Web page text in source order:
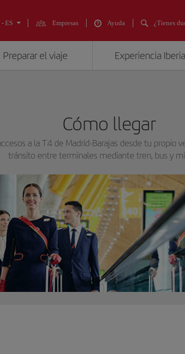
- ES Empresas Ayuda ¿Tienes
Preparar el viaje Experiencia Iberia
Cómo llegar
a la T4 de Madrid-Barajas desde tu propio
tránsito entre terminales mediante tren, bus y